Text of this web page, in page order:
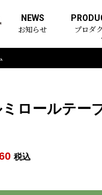
NEWS
お知らせ プロダ
ロールテー
税込